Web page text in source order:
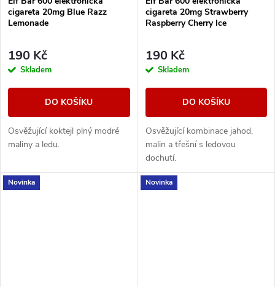
cigareta 20mg Blue Razz
Lemonade
190 Kč
Skladem
DO KOŠÍKU
Osvěžující koktejl plný modré
maliny a ledu.
cigareta 20mg Strawberry
Raspberry Cherry Ice
190 Kč
Skladem
DO KOŠÍKU
Osvěžující kombinace jahod,
malin a třešní s ledovou
dochutí.
Novinka Novinka